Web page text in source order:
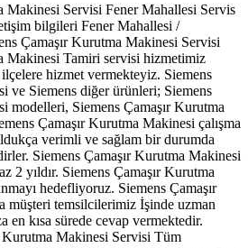
Makinesi Servisi Fener Mahallesi Servis
bilgileri Fener Mahallesi /
Çamaşır Kurutma Makinesi Servisi
Makinesi Tamiri servisi hizmetimiz
hizmet vermekteyiz. Siemens
ve Siemens diğer ürünleri; Siemens
modelleri, Siemens Çamaşır Kurutma
Çamaşır Kurutma Makinesi çalışma
verimli ve sağlam bir durumda
Siemens Çamaşır Kurutma Makinesi
2 yıldır. Siemens Çamaşır Kurutma
hedefliyoruz. Siemens Çamaşır
müşteri temsilcilerimiz İşinde uzman
en kısa sürede cevap vermektedir.
Kurutma Makinesi Servisi Tüm